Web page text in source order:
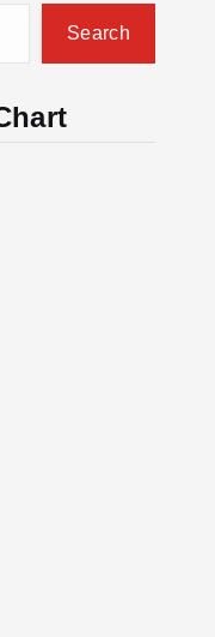
Search